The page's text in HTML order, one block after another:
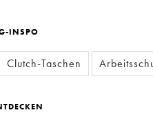
INSPO
Clutch-Taschen